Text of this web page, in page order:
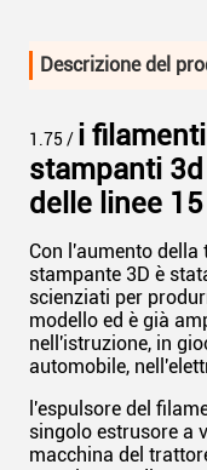
Descrizione del
1.75 / i
stampanti
delle linee
Con l'aumento della
stampante 3D è
scienziati per
modello ed è già
nell'istruzione, in
automobile,
l'espulsore del
singolo estrusore a
macchina del